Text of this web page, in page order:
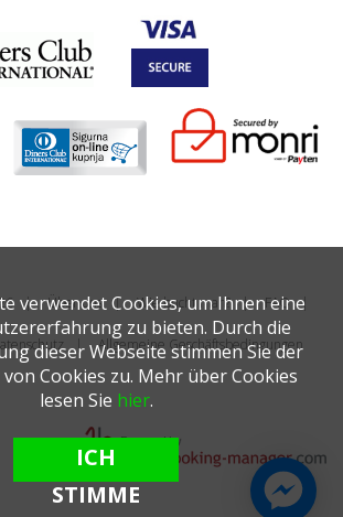
Über uns Wie bucht man? FAQ
Allgemeine Geschäftsbedingungen
verwendet Cookies, um Ihnen eine
zu bieten. Durch die
dieser Webseite stimmen Sie der
Cookies zu. Mehr über Cookies
lesen Sie hier.
ICH
STIMME